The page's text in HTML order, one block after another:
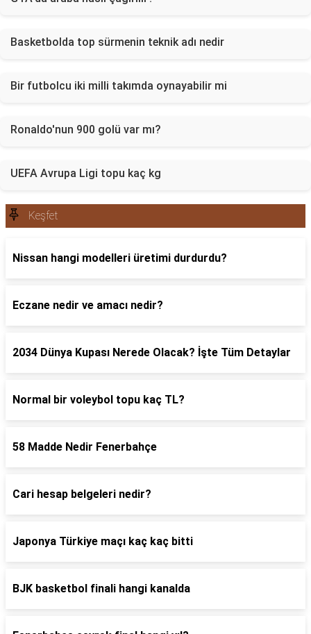
Basketbolda top sürmenin teknik adı nedir
Bir futbolcu iki milli takımda oynayabilir mi
Ronaldo'nun 900 golü var mı?
UEFA Avrupa Ligi topu kaç kg
Keşfet
Nissan hangi modelleri üretimi durdurdu?
Eczane nedir ve amacı nedir?
2034 Dünya Kupası Nerede Olacak? İşte Tüm Detaylar
Normal bir voleybol topu kaç TL?
58 Madde Nedir Fenerbahçe
Cari hesap belgeleri nedir?
Japonya Türkiye maçı kaç kaç bitti
BJK basketbol finali hangi kanalda